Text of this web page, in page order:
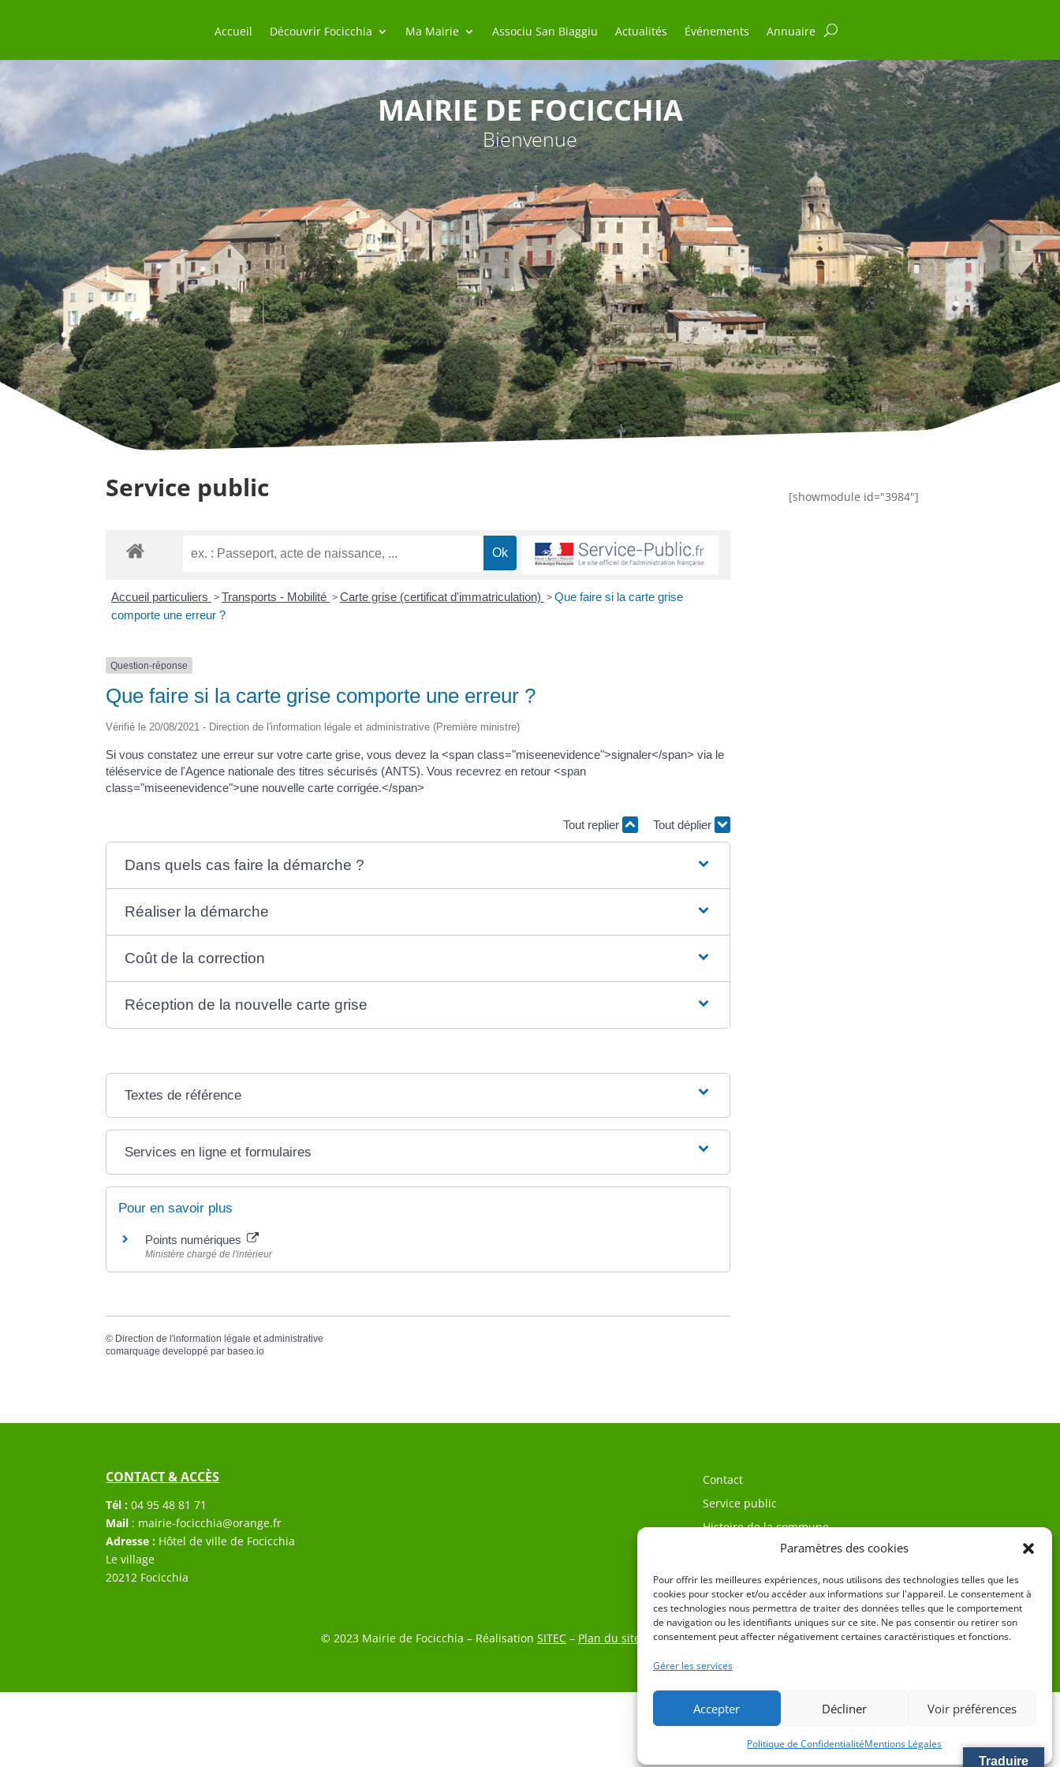
Paramètres des cookies
Pour offrir les meilleures expériences, nous utilisons des technologies telles que les
cookies pour stocker et/ou accéder aux informations sur l'appareil. Le consentement à
ces technologies nous permettra de traiter des données telles que le comportement
de navigation ou les identifiants uniques sur ce site. Ne pas consentir ou retirer son
consentement peut affecter négativement certaines caractéristiques et fonctions.
Gérer les services
Accepter Décliner Voir préférences
Politique de ConfidentialitéMentions Légales
Accueil Découvrir Focicchia Ma Mairie Associu San Biaggiu Actualités Événements Annuaire
MAIRIE DE FOCICCHIA
Bienvenue
Service public
Accueil particuliers >Transports - Mobilité >Carte grise (certificat d'immatriculation) >Que faire si la carte grise
comporte une erreur ?
Question-réponse
Que faire si la carte grise comporte une erreur ?
Vérifié le 20/08/2021 - Direction de l'information légale et administrative (Première ministre)
Si vous constatez une erreur sur votre carte grise, vous devez la <span class="miseenevidence">signaler</span> via le
téléservice de l'Agence nationale des titres sécurisés (ANTS). Vous recevrez en retour <span
class="miseenevidence">une nouvelle carte corrigée.</span>
Tout replier Tout déplier
Dans quels cas faire la démarche ?
Réaliser la démarche
Coût de la correction
Réception de la nouvelle carte grise
Textes de référence
Services en ligne et formulaires
Pour en savoir plus
Points numériques
Ministère chargé de l'intérieur
© Direction de l'information légale et administrative
comarquage developpé par baseo.io
[showmodule id="3984"]
CONTACT & ACCÈS
Tél : 04 95 48 81 71
Mail : mairie-focicchia@orange.fr
Adresse : Hôtel de ville de Focicchia
Le village
20212 Focicchia
Contact
Service public
Histoire de la commune
© 2023 Mairie de Focicchia – Réalisation SITEC – Plan du site Mention Légales
Traduire